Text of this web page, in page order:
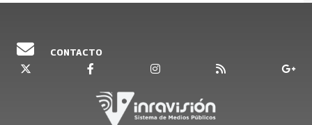
CONTACTO